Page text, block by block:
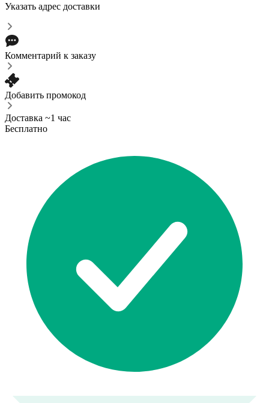
Указать адрес доставки
Комментарий к заказу
Добавить промокод
Доставка ~1 час
Бесплатно